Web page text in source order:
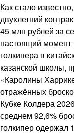
Как стало
двухлетний
45 млн рублей за
настоящий момент
голкипера в
казанской школы,
«Каролины
отражённых
Кубке Колдера
среднем 92,6%
голкипер одержал